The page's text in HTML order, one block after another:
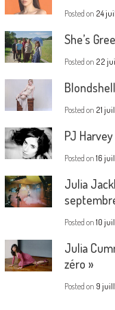
Posted on 24
She’s
Posted on 22
Posted on 21
PJ
Posted on 16
Julia
Posted on 10
Julia
zéro »
Posted on 9